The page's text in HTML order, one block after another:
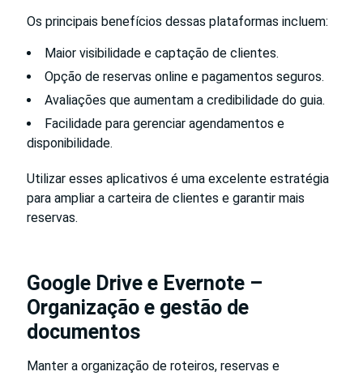
Os principais benefícios dessas plataformas incluem:
Maior visibilidade e captação de clientes.
Opção de reservas online e pagamentos seguros.
Avaliações que aumentam a credibilidade do guia.
Facilidade para gerenciar agendamentos e
disponibilidade.
Utilizar esses aplicativos é uma excelente estratégia
para ampliar a carteira de clientes e garantir mais
reservas.
Google Drive e Evernote –
Organização e gestão de
documentos
Manter a organização de roteiros, reservas e